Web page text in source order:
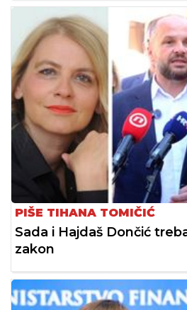
PIŠE TIHANA TOMIČIĆ
Sada i Hajdaš Dončić
zakon